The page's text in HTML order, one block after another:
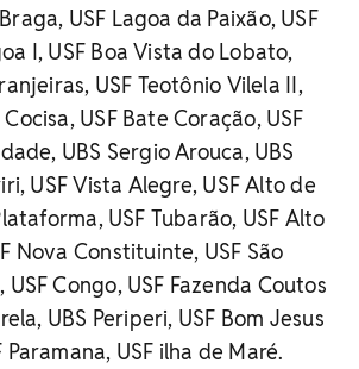
USF Lagoa da Paixão, USF
I, USF Boa Vista do Lobato,
USF Teotônio Vilela II,
USF Bate Coração, USF
UBS Sergio Arouca, UBS
USF Vista Alegre, USF Alto de
USF Tubarão, USF Alto
Nova Constituinte, USF São
USF Congo, USF Fazenda Coutos
UBS Periperi, USF Bom Jesus
Paramana, USF ilha de Maré.